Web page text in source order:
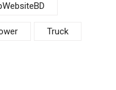
Truck